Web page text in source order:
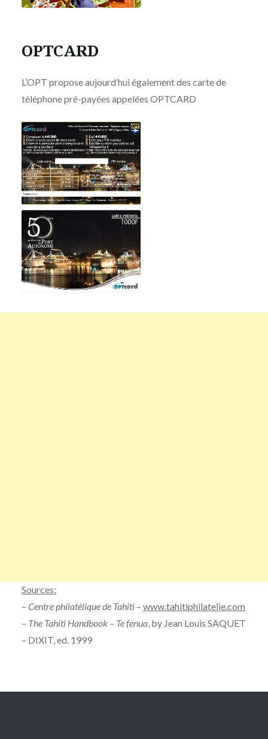
OPTCARD
L’OPT propose aujourd’hui également des carte de
téléphone pré-payées appelées OPTCARD
Sources:
– Centre philatélique de Tahiti – www.tahitiphilatelie.com
– The Tahiti Handbook – Te fenua, by Jean Louis SAQUET
– DIXIT, ed. 1999